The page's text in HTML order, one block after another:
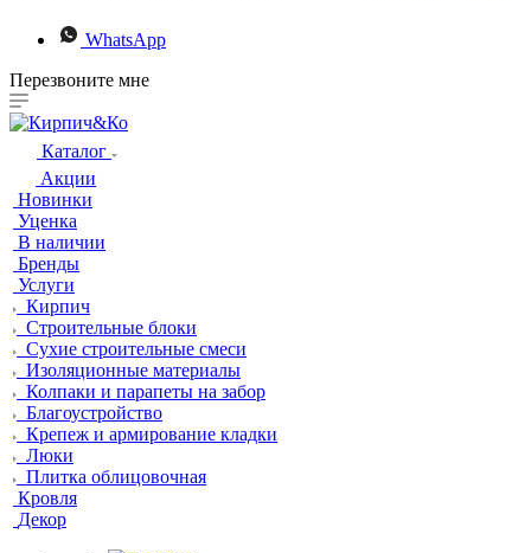
WhatsApp
Перезвоните мне
Каталог
Акции
Новинки
Уценка
В наличии
Бренды
Услуги
Кирпич
Строительные блоки
Сухие строительные смеси
Изоляционные материалы
Колпаки и парапеты на забор
Благоустройство
Крепеж и армирование кладки
Люки
Плитка облицовочная
Кровля
Декор